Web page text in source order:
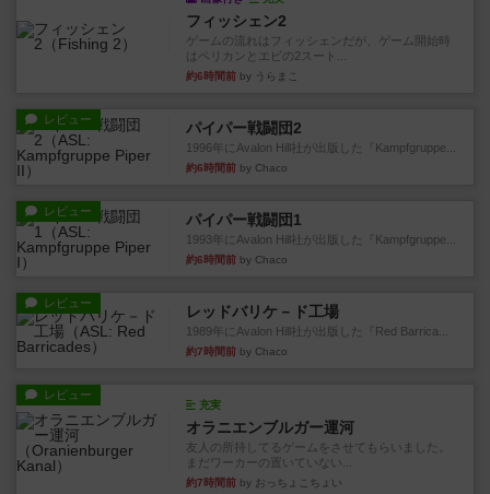
フィッシェン2
ゲームの流れはフィッシェンだが、ゲーム開始時
はペリカンとエビの2スート...
約6時間前 by うらまこ
レビュー パイパー戦闘団2
1996年にAvalon Hill社が出版した『Kampfgruppe...
約6時間前 by Chaco
レビュー パイパー戦闘団1
1993年にAvalon Hill社が出版した『Kampfgruppe...
約6時間前 by Chaco
レビュー レッドバリケ－ド工場
1989年にAvalon Hill社が出版した『Red Barrica...
約7時間前 by Chaco
レビュー
充実
オラニエンブルガー運河
友人の所持してるゲームをさせてもらいました。
まだワーカーの置いていない...
約7時間前 by おっちょこちょい